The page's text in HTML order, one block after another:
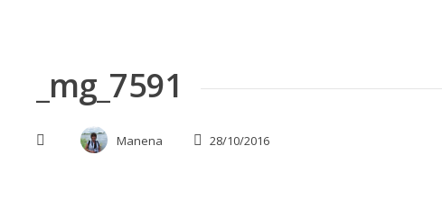
_mg_7591
Manena 28/10/2016